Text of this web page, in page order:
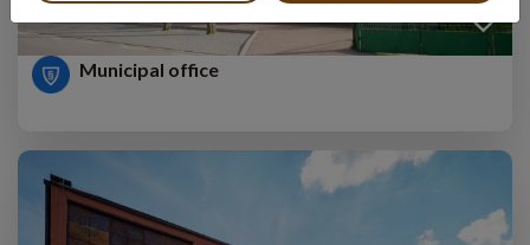
Municipal office